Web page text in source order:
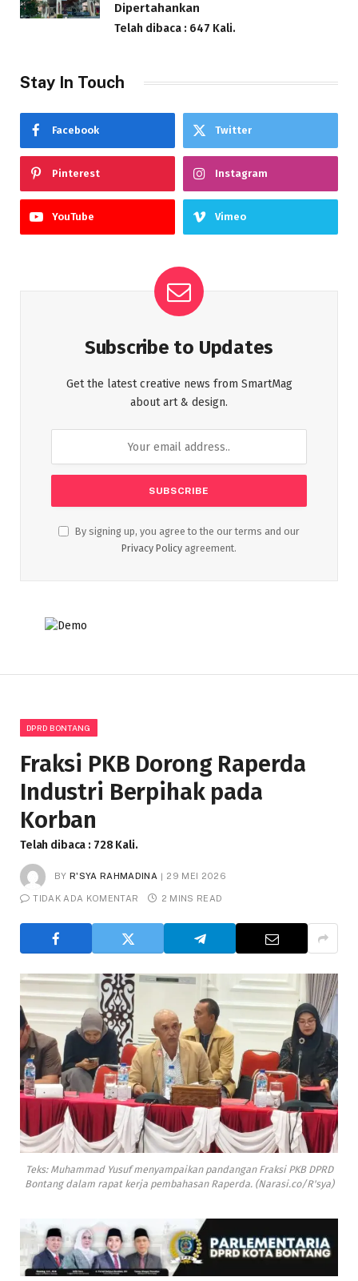
Dipertahankan
Telah dibaca : 647 Kali.
Stay In Touch
Facebook Twitter
Pinterest Instagram
YouTube Vimeo
Subscribe to Updates
Get the latest creative news from SmartMag
about art & design.
By signing up, you agree to the our terms and our
Privacy Policy agreement.
DPRD BONTANG
Fraksi PKB Dorong Raperda
Industri Berpihak pada
Korban
Telah dibaca : 728 Kali.
BY R'SYA RAHMADINA 29 MEI 2026
TIDAK ADA KOMENTAR 2 MINS READ
Teks: Muhammad Yusuf menyampaikan pandangan Fraksi PKB DPRD
Bontang dalam rapat kerja pembahasan Raperda. (Narasi.co/R'sya)